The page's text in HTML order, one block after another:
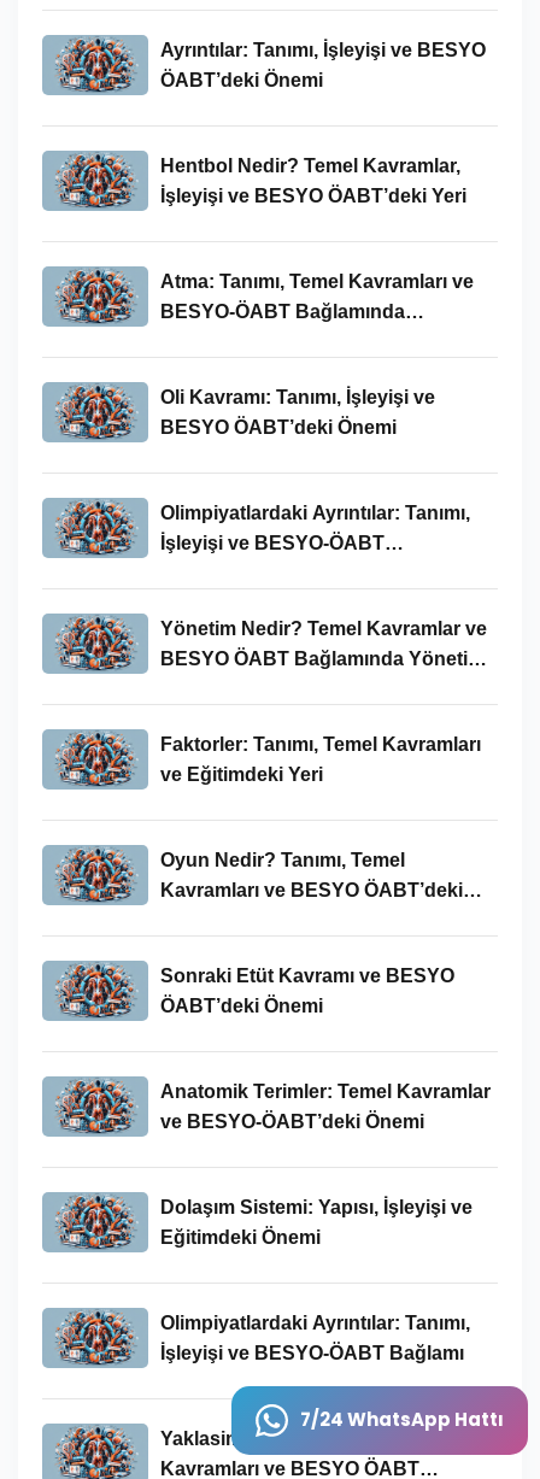
7/24 WhatsApp Hattı
Ayrıntılar: Tanımı, İşleyişi ve BESYO
ÖABT’deki Önemi
Hentbol Nedir? Temel Kavramlar,
İşleyişi ve BESYO ÖABT’deki Yeri
Atma: Tanımı, Temel Kavramları ve
BESYO-ÖABT Bağlamında
Oli Kavramı: Tanımı, İşleyişi ve
BESYO ÖABT’deki Önemi
Olimpiyatlardaki Ayrıntılar: Tanımı,
İşleyişi ve BESYO-ÖABT
Yönetim Nedir? Temel Kavramlar ve
BESYO ÖABT Bağlamında Yönetim
Faktorler: Tanımı, Temel Kavramları
ve Eğitimdeki Yeri
Oyun Nedir? Tanımı, Temel
Kavramları ve BESYO ÖABT’deki
Sonraki Etüt Kavramı ve BESYO
ÖABT’deki Önemi
Anatomik Terimler: Temel Kavramlar
ve BESYO-ÖABT’deki Önemi
Dolaşım Sistemi: Yapısı, İşleyişi ve
Eğitimdeki Önemi
Olimpiyatlardaki Ayrıntılar: Tanımı,
İşleyişi ve BESYO-ÖABT Bağlamı
Yaklasimlari: Tanımı, Temel
Kavramları ve BESYO ÖABT